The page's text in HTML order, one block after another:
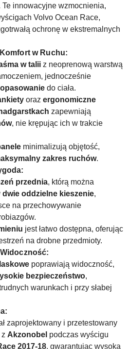
Te innowacyjne wzmocnienia,
Volvo Ocean Race,
ochronę w ekstremalnych
w Ruchu:
w talii z neoprenową warstwą
jednocześnie
do ciała.
oraz ergonomiczne
zapewniają
, nie krępując ich w trakcie
minimalizują objętość,
zakres ruchów.
przednia, którą można
dwie oddzielne kieszenie,
na przechowywanie
jest łatwo dostępna, oferując
na drobne przedmioty.
poprawiają widoczność,
bezpieczeństwo,
warunkach i przy słabej
zaprojektowany i przetestowany
Akzonobel podczas wyścigu
2017-18, gwarantując wysoką